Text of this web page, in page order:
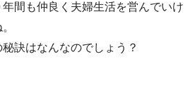
間も仲良く夫婦生活を営んでいけ
訣はなんなのでしょう？